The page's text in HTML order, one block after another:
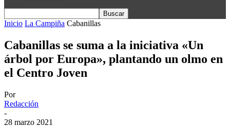
Inicio La Campiña Cabanillas
Cabanillas se suma a la iniciativa «Un
árbol por Europa», plantando un olmo en
el Centro Joven
Por
Redacción
-
28 marzo 2021